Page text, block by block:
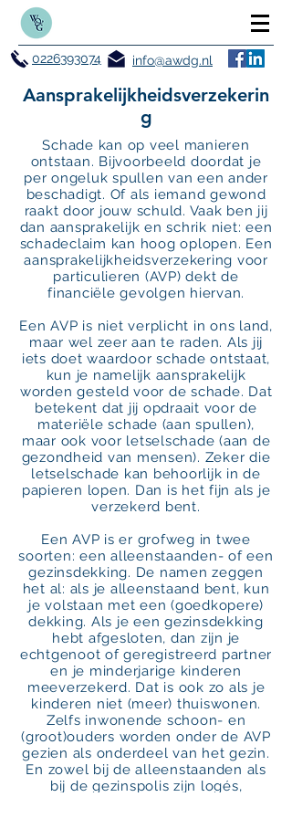
0226393074 info@awdg.nl
Aansprakelijkheidsverzekerin
g
Schade kan op veel manieren
ontstaan. Bijvoorbeeld doordat je
per ongeluk spullen van een ander
beschadigt. Of als iemand gewond
raakt door jouw schuld. Vaak ben jij
dan aansprakelijk en schrik niet: een
schadeclaim kan hoog oplopen. Een
aansprakelijkheidsverzekering voor
particulieren (AVP) dekt de
financiële gevolgen hiervan.
Een AVP is niet verplicht in ons land,
maar wel zeer aan te raden. Als jij
iets doet waardoor schade ontstaat,
kun je namelijk aansprakelijk
worden gesteld voor de schade. Dat
betekent dat jij opdraait voor de
materiële schade (aan spullen),
maar ook voor letselschade (aan de
gezondheid van mensen). Zeker die
letselschade kan behoorlijk in de
papieren lopen. Dan is het fijn als je
verzekerd bent.
Een AVP is er grofweg in twee
soorten: een alleenstaanden- of een
gezinsdekking. De namen zeggen
het al: als je alleenstaand bent, kun
je volstaan met een (goedkopere)
dekking. Als je een gezinsdekking
hebt afgesloten, dan zijn je
echtgenoot of geregistreerd partner
en je minderjarige kinderen
meeverzekerd. Dat is ook zo als je
kinderen niet (meer) thuiswonen.
Zelfs inwonende schoon- en
(groot)ouders worden onder de AVP
gezien als onderdeel van het gezin.
En zowel bij de alleenstaanden als
bij de gezinspolis zijn logés,